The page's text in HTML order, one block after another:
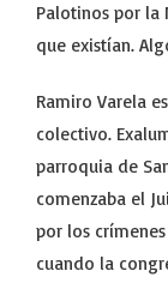
Palotinos por la
que existían.
Ramiro Varela
colectivo.
parroquia de
comenzaba el
por los
cuando la